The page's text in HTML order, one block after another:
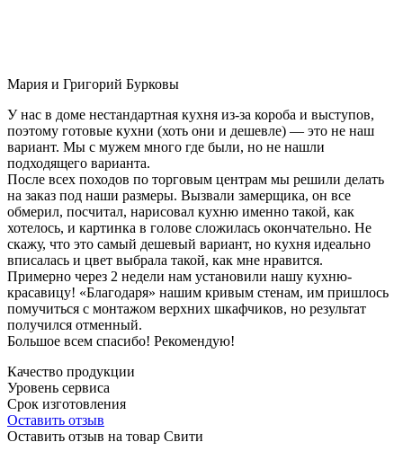
Мария и Григорий Бурковы
У нас в доме нестандартная кухня из-за короба и выступов,
поэтому готовые кухни (хоть они и дешевле) — это не наш
вариант. Мы с мужем много где были, но не нашли
подходящего варианта.
После всех походов по торговым центрам мы решили делать
на заказ под наши размеры. Вызвали замерщика, он все
обмерил, посчитал, нарисовал кухню именно такой, как
хотелось, и картинка в голове сложилась окончательно. Не
скажу, что это самый дешевый вариант, но кухня идеально
вписалась и цвет выбрала такой, как мне нравится.
Примерно через 2 недели нам установили нашу кухню-
красавицу! «Благодаря» нашим кривым стенам, им пришлось
помучиться с монтажом верхних шкафчиков, но результат
получился отменный.
Большое всем спасибо! Рекомендую!
Качество продукции
Уровень сервиса
Срок изготовления
Оставить отзыв
Оставить отзыв на товар Свити